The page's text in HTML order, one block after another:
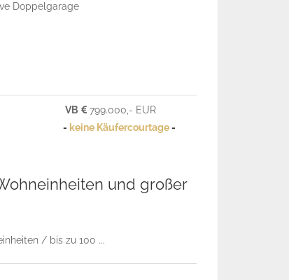
Doppelgarage
VB
799.000,- EUR
- keine Käufercourtage-
und großer
/ bis zu 100 ...